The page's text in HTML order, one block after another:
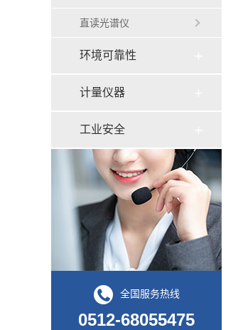
直读光谱仪
环境可靠性
计量仪器
工业安全
全国服务热线
0512-68055475